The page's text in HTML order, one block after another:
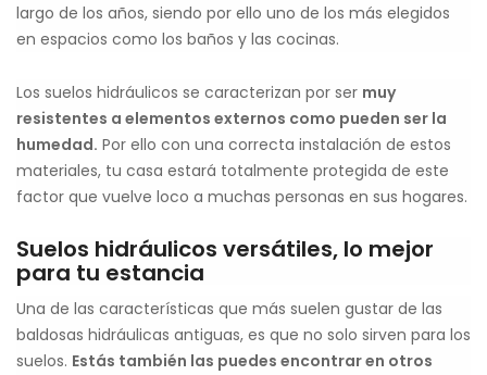
largo de los años, siendo por ello uno de los más elegidos
en espacios como los baños y las cocinas.
Los suelos hidráulicos se caracterizan por ser muy
resistentes a elementos externos como pueden ser la
humedad. Por ello con una correcta instalación de estos
materiales, tu casa estará totalmente protegida de este
factor que vuelve loco a muchas personas en sus hogares.
Suelos hidráulicos versátiles, lo mejor
para tu estancia
Una de las características que más suelen gustar de las
baldosas hidráulicas antiguas, es que no solo sirven para los
suelos. Estás también las puedes encontrar en otros